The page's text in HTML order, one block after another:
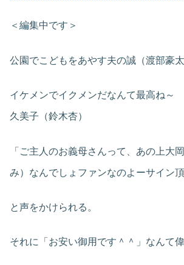
＜編集中です＞
公園でこどもをあやす夫の誠（渡部豪太
イケメンでイクメンだなんて最高ね～
久美子（鈴木杏）
「ご主人のお義母さんって、あの上大
み）なんでしょファンなのよーサイン頂
と声をかけられる。
それに「お安い御用です＾＾」なんて